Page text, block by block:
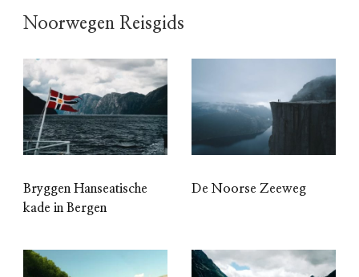
Noorwegen Reisgids
Bryggen Hanseatische
kade in Bergen
De Noorse Zeeweg